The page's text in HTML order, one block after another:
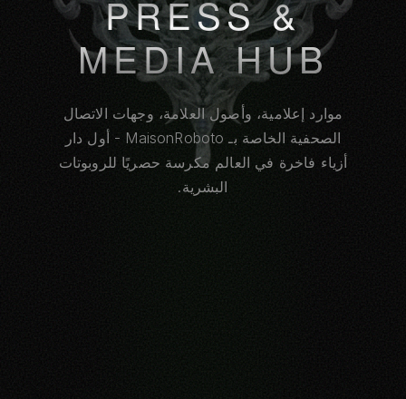
PRESS &
MEDIA HUB
موارد إعلامية، وأصول العلامة، وجهات الاتصال
الصحفية الخاصة بـ MaisonRoboto - أول دار
أزياء فاخرة في العالم مكرسة حصريًا للروبوتات
البشرية.